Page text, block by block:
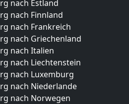
nach Estland
nach Finnland
nach Frankreich
nach Griechenland
nach Italien
nach Liechtenstein
nach Luxemburg
nach Niederlande
nach Norwegen